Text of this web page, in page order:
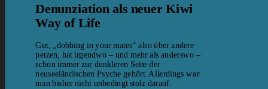
Denunziation als neuer Kiwi
Way of Life
Gut, „dobbing in your mates“ also über andere
petzen, hat irgendwo – und mehr als anderswo –
schon immer zur dunkleren Seite der
neuseeländischen Psyche gehört. Allerdings war
man bisher nicht unbedingt stolz darauf.